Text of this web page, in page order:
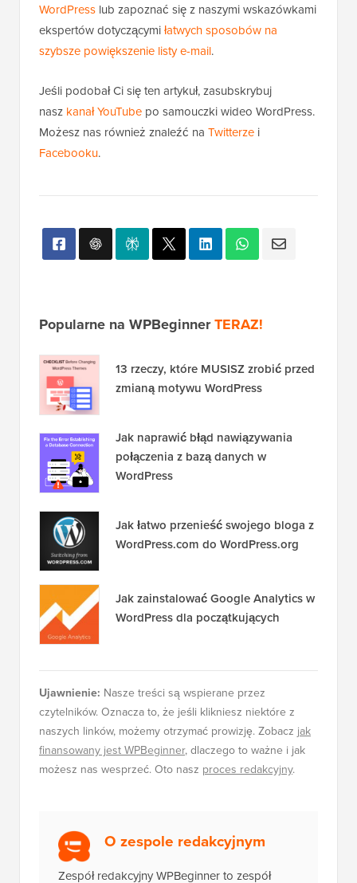
WordPress lub zapoznać się z naszymi wskazówkami
ekspertów dotyczącymiłatwych sposobów na
szybsze powiększenie listy e-mail.
Jeśli podobał Ci się ten artykuł, zasubskrybuj
nasz kanał YouTube po samouczki wideo WordPress.
Możesz nas również znaleźć na Twitterze i
Facebooku.
Popularne na WPBeginnerTERAZ!
13 rzeczy, które MUSISZ zrobić przed
zmianą motywu WordPress
Jak naprawić błąd nawiązywania
połączenia z bazą danych w
WordPress
Jak łatwo przenieść swojego bloga z
WordPress.com do WordPress.org
Jak zainstalować Google Analytics w
WordPress dla początkujących
Ujawnienie: Nasze treści są wspierane przez
czytelników. Oznacza to, że jeśli klikniesz niektóre z
naszych linków, możemy otrzymać prowizję. Zobacz jak
finansowany jest WPBeginner, dlaczego to ważne i jak
możesz nas wesprzeć. Oto nasz proces redakcyjny.
O zespole redakcyjnym
Zespół redakcyjny WPBeginner to zespół